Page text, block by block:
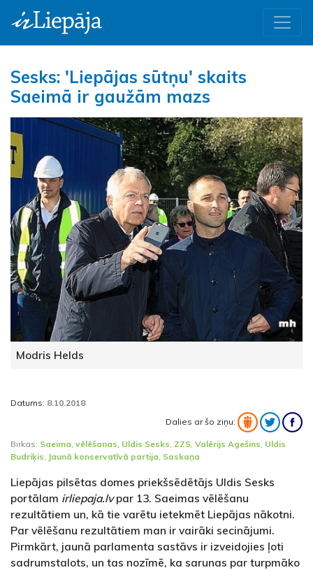
Sesks: 'Liepājas sūtņu' skaits
Saeimā ir gaužām mazs
Modris Helds
Datums: 8.10.2018
Dalies ar šo ziņu:
Birkas: Saeima vēlēšanas Uldis Sesks ZZS Valērijs Agešins Uldis
Budriķis Jaunā konservatīvā partija Saskaņa
Liepājas pilsētas domes priekšsēdētājs Uldis Sesks
portālam irliepaja.lvpar 13. Saeimas vēlēšanu
rezultātiem un, kā tie varētu ietekmēt Liepājas nākotni.
Par vēlēšanu rezultātiem man ir vairāki secinājumi.
Pirmkārt, jaunā parlamenta sastāvs ir izveidojies ļoti
sadrumstalots, un tas nozīmē, ka sarunas par turpmāko